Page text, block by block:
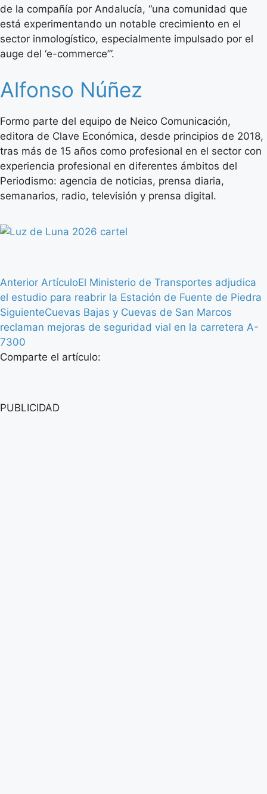
de la compañía por Andalucía, “una comunidad que
está experimentando un notable crecimiento en el
sector inmologístico, especialmente impulsado por el
auge del ‘e-commerce’”.
Alfonso Núñez
Formo parte del equipo de Neico Comunicación,
editora de Clave Económica, desde principios de 2018,
tras más de 15 años como profesional en el sector con
experiencia profesional en diferentes ámbitos del
Periodismo: agencia de noticias, prensa diaria,
semanarios, radio, televisión y prensa digital.
Anterior ArtículoEl Ministerio de Transportes adjudica
el estudio para reabrir la Estación de Fuente de Piedra
SiguienteCuevas Bajas y Cuevas de San Marcos
reclaman mejoras de seguridad vial en la carretera A-
7300
Comparte el artículo:
PUBLICIDAD